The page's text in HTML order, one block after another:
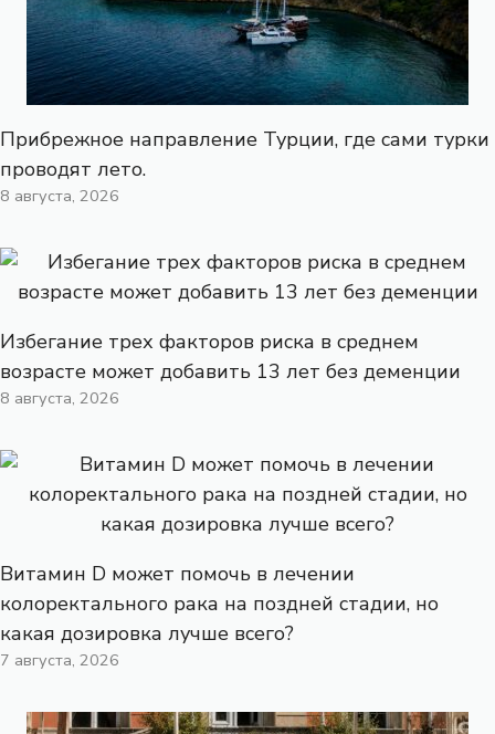
Прибрежное направление Турции, где сами турки
проводят лето.
8 августа, 2026
Избегание трех факторов риска в среднем
возрасте может добавить 13 лет без деменции
8 августа, 2026
Витамин D может помочь в лечении
колоректального рака на поздней стадии, но
какая дозировка лучше всего?
7 августа, 2026